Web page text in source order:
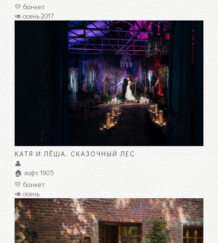
💛 банкет
🥑 осень 2017
КАТЯ И ЛЁША. СКАЗОЧНЫЙ ЛЕС
👤
🏠 лофт 1905
💛 банкет
🥑 осень